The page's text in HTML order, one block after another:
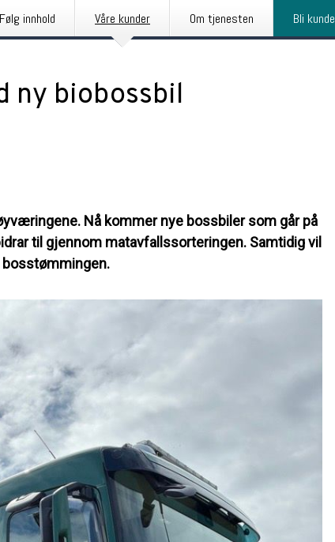
Følg innhold Våre kunder Om tjenesten Bli kunde
ny biobossbil
Nå kommer nye bossbiler som går på
til gjennom matavfallssorteringen. Samtidig vil
bosstømmingen.